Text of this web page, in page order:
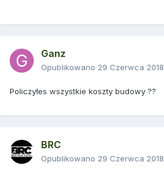
Ganz
Opublikowano 29 Czerwca 2018
Policzyłes wszystkie koszty budowy ??
BRC
Opublikowano 29 Czerwca 2018